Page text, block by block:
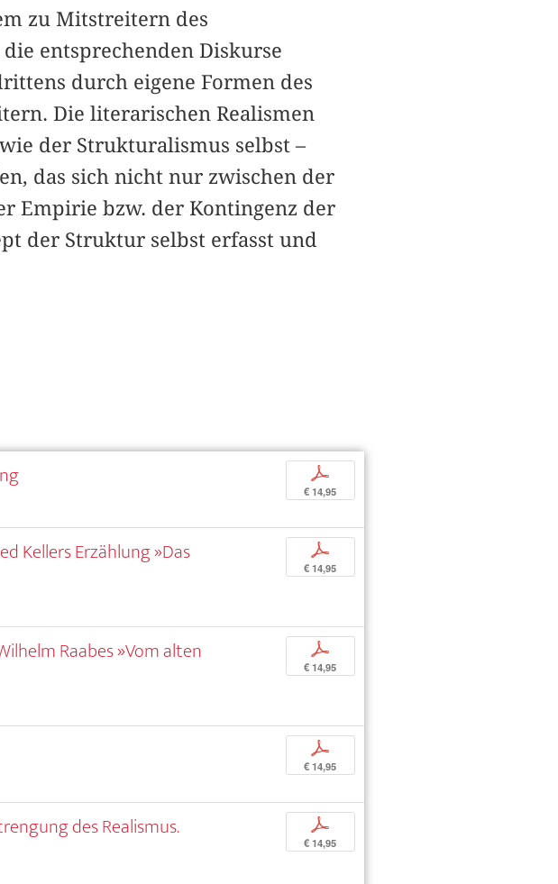
zu Mitstreitern des
entsprechenden Diskurse
durch eigene Formen des
Die literarischen Realismen
der Strukturalismus selbst –
das sich nicht nur zwischen der
Empirie bzw. der Kontingenz der
der Struktur selbst erfasst und
p
€ 14,95
Kellers Erzählung »Das p
€ 14,95
Raabes »Vom alten p
€ 14,95
p
€ 14,95
des Realismus. p
€ 14,95